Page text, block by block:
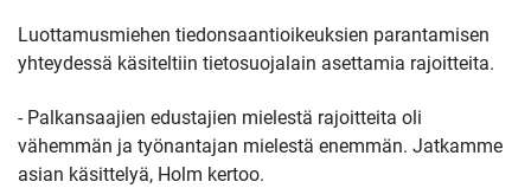
Luottamusmiehen tiedonsaantioikeuksien parantamisen
yhteydessä käsiteltiin tietosuojalain asettamia rajoitteita.
- Palkansaajien edustajien mielestä rajoitteita oli
vähemmän ja työnantajan mielestä enemmän. Jatkamme
asian käsittelyä, Holm kertoo.